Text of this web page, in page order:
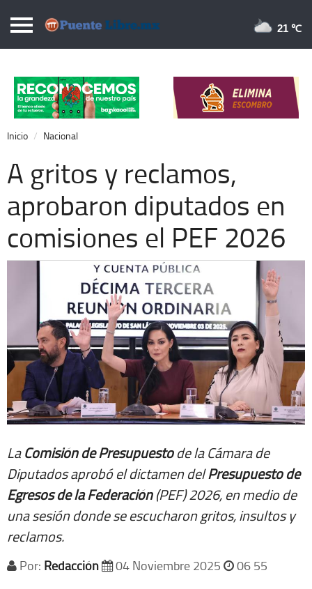
Puentelibre.mx
Local
Nacional
Opinión
Cronos
Economía
Espectáculos
21 ℃
Inicio Nacional
A gritos y reclamos,
aprobaron diputados en
comisiones el PEF 2026
LaComisión de Presupuestode la Cámara de
Diputados aprobó el dictamen delPresupuesto de
Egresos de la Federación(PEF) 2026, en medio de
una sesión donde se escucharon gritos, insultos y
reclamos.
Por: Redacción 04 Noviembre 2025 06 55